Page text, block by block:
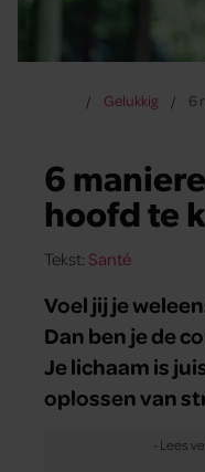
Gelukkig 6
6
hoofd te
Tekst: Santé
Voel jij je
Dan ben je de
Je lichaam is
oplossen van